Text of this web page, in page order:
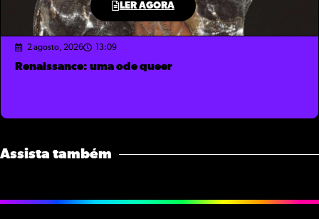
LER AGORA
2 agosto, 2026 13:09
Renaissance: uma ode queer
Assista também